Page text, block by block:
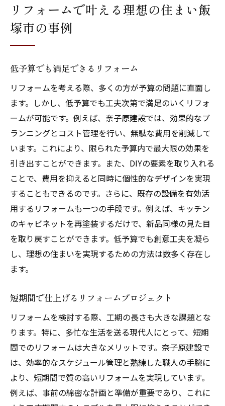
リフォームで叶える理想の住まい飯
塚市の事例
低予算でも満足できるリフォーム
リフォームを考える際、多くの方が予算の問題に直面し
ます。しかし、低予算でも工夫次第で満足のいくリフォ
ームが可能です。例えば、奈子原建設では、効果的なプ
ランニングとコスト管理を行い、無駄な費用を削減して
います。これにより、限られた予算内で最大限の効果を
引き出すことができます。また、DIYの要素を取り入れる
ことで、費用を抑えると同時に個性的なデザインを実現
することもできるのです。さらに、既存の設備を有効活
用するリフォームも一つの手段です。例えば、キッチン
のキャビネットを再塗装するだけで、新品同様の見た目
を取り戻すことができます。低予算でも創意工夫を凝ら
し、理想の住まいを実現するための方法は数多く存在し
ます。
短期間で仕上げるリフォームプロジェクト
リフォームを検討する際、工期の長さも大きな課題とな
ります。特に、多忙な生活を送る現代人にとって、短期
間でのリフォームは大きなメリットです。奈子原建設で
は、効率的なスケジュール管理と熟練した職人の手腕に
より、短期間で質の高いリフォームを実現しています。
例えば、事前の綿密な計画と準備が重要であり、これに